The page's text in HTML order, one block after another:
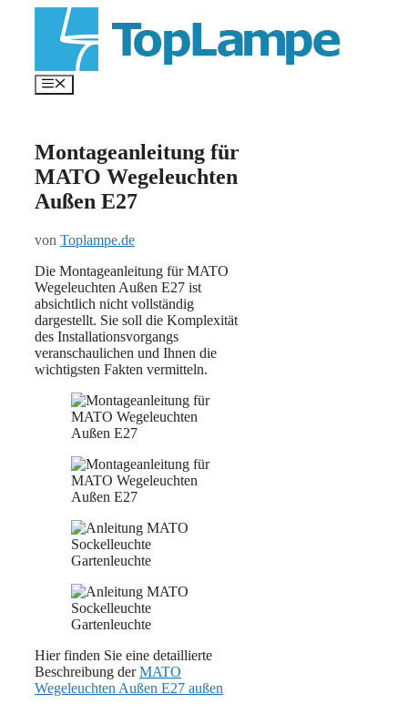
Menü
Montageanleitung für
MATO Wegeleuchten
Außen E27
von Toplampe.de
Die Montageanleitung für MATO
Wegeleuchten Außen E27 ist
absichtlich nicht vollständig
dargestellt. Sie soll die Komplexität
des Installationsvorgangs
veranschaulichen und Ihnen die
wichtigsten Fakten vermitteln.
Hier finden Sie eine detaillierte
Beschreibung derMATO
Wegeleuchten Außen E27 außen